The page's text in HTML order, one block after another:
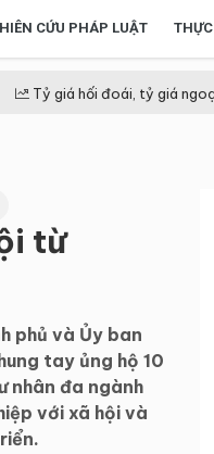
CỨU PHÁP LUẬT
Tỷ giá hối đoái, tỷ giá
từ
phủ và Ủy ban
tay ủng hộ 10
nhân đa ngành
với xã hội và